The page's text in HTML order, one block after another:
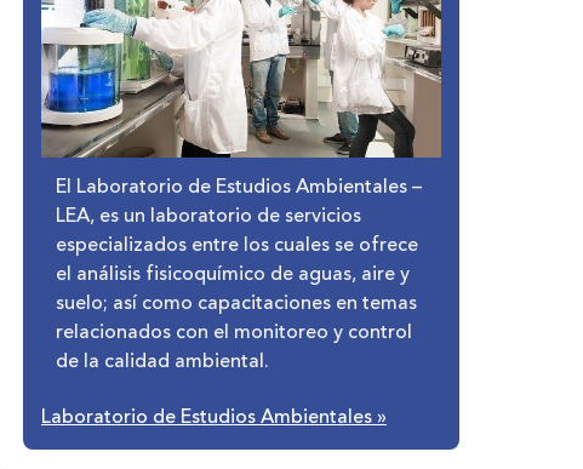
El Laboratorio de Estudios Ambientales –
LEA, es un laboratorio de servicios
especializados entre los cuales se ofrece
el análisis fisicoquímico de aguas, aire y
suelo; así como capacitaciones en temas
relacionados con el monitoreo y control
de la calidad ambiental.
Laboratorio de Estudios Ambientales»